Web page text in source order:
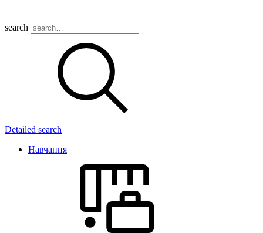
search
Detailed search
Навчання